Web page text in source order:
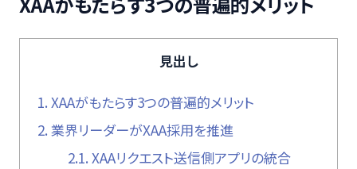
見出し
1. XAAがもたらす3つの普遍的メリット
2. 業界リーダーがXAA採用を推進
2.1. XAAリクエスト送信側アプリの統合